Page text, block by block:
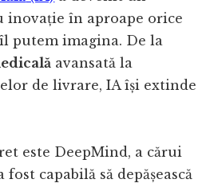
inovație în aproape orice
putem imagina. De la
avansată la
de livrare, IA își extinde
este DeepMind, a cărui
capabilă să depășească